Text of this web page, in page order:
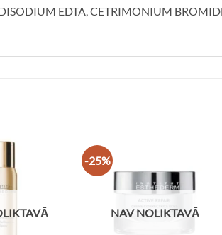
EDTA, CETRIMONIUM
-25%
NAV NOLIKTAVĀ